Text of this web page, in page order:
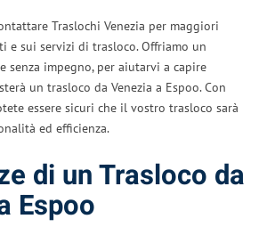
Traslochi Venezia per maggiori
e sui servizi di trasloco. Offriamo un
senza impegno, per aiutarvi a capire
un trasloco da Venezia a Espoo. Con
essere sicuri che il vostro trasloco sarà
ed efficienza.
di un Trasloco da
Espoo